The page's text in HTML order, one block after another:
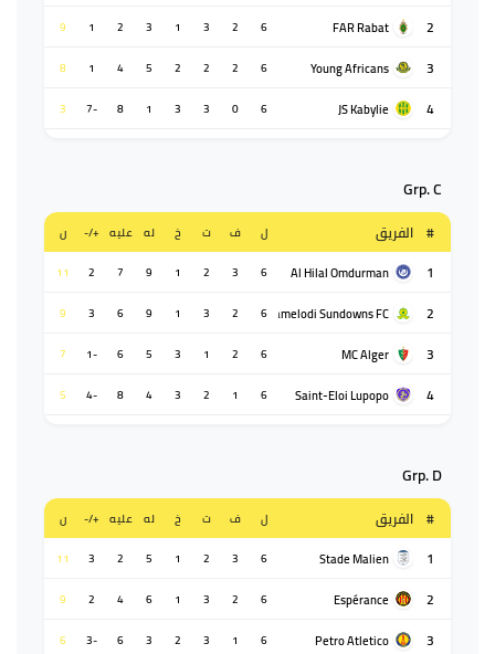
2
FAR Rabat
6
2
3
1
3
2
1
9
3
Young Africans
6
2
2
2
5
4
1
8
4
JS Kabylie
6
0
3
3
1
8
-7
3
Grp. C
# الفريق ل ف ت خ له عليه +/- ن
1
Al Hilal Omdurman
6
3
2
1
9
7
2
11
2
Mamelodi Sundowns FC
6
2
3
1
9
6
3
9
3
MC Alger
6
2
1
3
5
6
-1
7
4
Saint-Eloi Lupopo
6
1
2
3
4
8
-4
5
Grp. D
# الفريق ل ف ت خ له عليه +/- ن
1
Stade Malien
6
3
2
1
5
2
3
11
2
Espérance
6
2
3
1
6
4
2
9
3
Petro Atletico
6
1
3
2
3
6
-3
6